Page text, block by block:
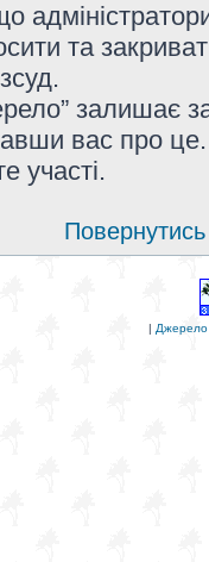
та
залишає
вас про
участі.
Повернутись
| Джерело